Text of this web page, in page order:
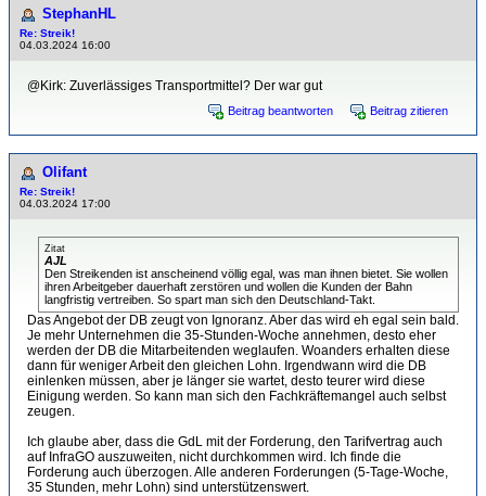
StephanHL
Re: Streik!
04.03.2024 16:00
@Kirk: Zuverlässiges Transportmittel? Der war gut
Beitrag beantworten Beitrag zitieren
Olifant
Re: Streik!
04.03.2024 17:00
Zitat
AJL
Den Streikenden ist anscheinend völlig egal, was man ihnen bietet. Sie wollen
ihren Arbeitgeber dauerhaft zerstören und wollen die Kunden der Bahn
langfristig vertreiben. So spart man sich den Deutschland-Takt.
Das Angebot der DB zeugt von Ignoranz. Aber das wird eh egal sein bald.
Je mehr Unternehmen die 35-Stunden-Woche annehmen, desto eher
werden der DB die Mitarbeitenden weglaufen. Woanders erhalten diese
dann für weniger Arbeit den gleichen Lohn. Irgendwann wird die DB
einlenken müssen, aber je länger sie wartet, desto teurer wird diese
Einigung werden. So kann man sich den Fachkräftemangel auch selbst
zeugen.
Ich glaube aber, dass die GdL mit der Forderung, den Tarifvertrag auch
auf InfraGO auszuweiten, nicht durchkommen wird. Ich finde die
Forderung auch überzogen. Alle anderen Forderungen (5-Tage-Woche,
35 Stunden, mehr Lohn) sind unterstützenswert.